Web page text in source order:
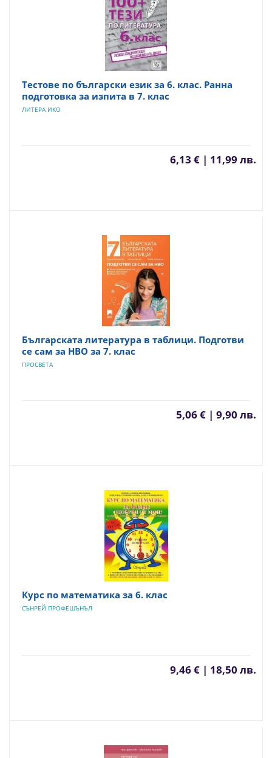
Тестове по български език за 6. клас. Ранна
подготовка за изпита в 7. клас
ЛИТЕРА ИКО
6,13 € | 11,99 лв.
Българската литература в таблици. Подготви
се сам за НВО за 7. клас
ПРОСВЕТА
5,06 € | 9,90 лв.
Курс по математика за 6. клас
СЪНРЕЙ ПРОФЕШЪНЪЛ
9,46 € | 18,50 лв.